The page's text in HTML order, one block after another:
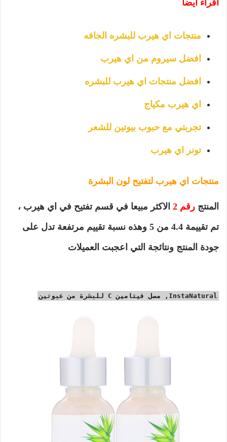
اقراء ايضا
منتجات اي هيرب للبشره الجافه
افضل سيروم من اي هيرب
افضل منتجات اي هيرب للبشره
اي هيرب مكياج
تجربتي مع حبوب بيوتين للشعر
تونر اي هيرب
منتجات اي هيرب لتفتيح لون البشرة
المنتج رقم 2
الاكثر مبيعا في قسم تفتيح في اي هيرب ،
تم تقييمة 4.4 من 5 وهذه نسبة تقييم مرتفعة تدل على
جودة المنتج ونتائجة التي اعجبت العميلات
InstaNatural, مصل فيتامين C للبشرة من عبوتين